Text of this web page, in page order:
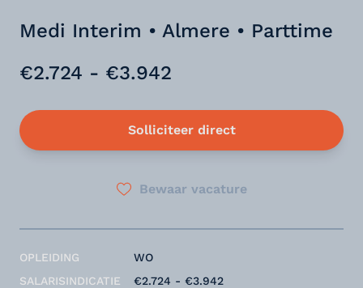
Medi Interim • Almere • Parttime
€2.724 - €3.942
Solliciteer direct
Bewaar vacature
OPLEIDING
SALARISINDICATIE
WO
€2.724 - €3.942